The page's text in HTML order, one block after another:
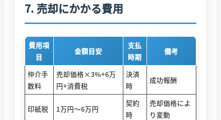
7. 売却にかかる費用
費用項
目
金額目安
支払
時期
備考
仲介手
数料
売却価格×3%+6万
円+消費税
決済
時
成功報酬
印紙税 1万円〜6万円
契約
時
売却価格によ
り変動